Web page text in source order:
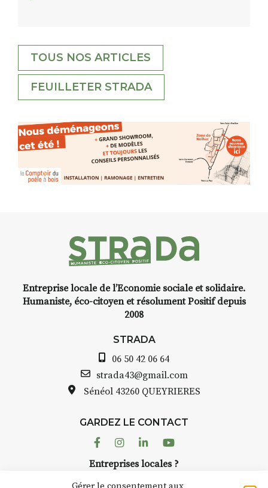
TOUS NOS ARTICLES
FEUILLETER STRADA
Entreprise locale de l’Economie sociale et solidaire.
Humaniste, éco-citoyen et résolument Positif depuis
2008
STRADA
06 50 42 06 64
strada43@gmail.com
Sénéol 43260 QUEYRIERES
GARDEZ LE CONTACT
FacebookInstagram
LinkedinYoutube
Entreprises locales ?